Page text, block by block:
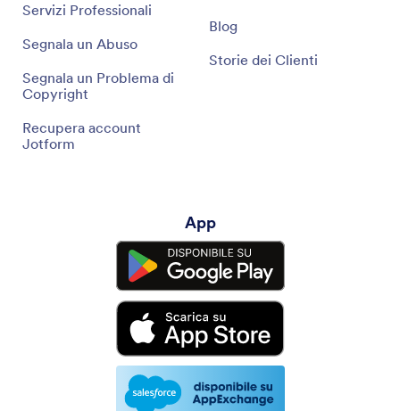
Servizi Professionali
Segnala un Abuso
Segnala un Problema di
Copyright
Recupera account
Jotform
Blog
Storie dei Clienti
App